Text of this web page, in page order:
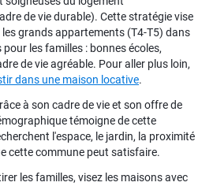
de vie durable). Cette stratégie vise
les grands appartements (T4-T5) dans
les familles : bonnes écoles,
de vie agréable. Pour aller plus loin,
dans une maison locative.
à son cadre de vie et son offre de
témoigne de cette
l'espace, le jardin, la proximité
cette commune peut satisfaire.
les familles, visez les maisons avec